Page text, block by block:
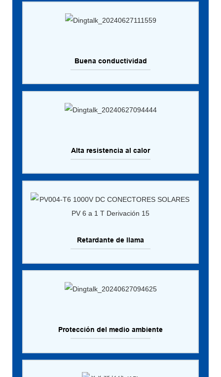
Buena conductividad
Alta resistencia al calor
Retardante de llama
Protección del medio ambiente